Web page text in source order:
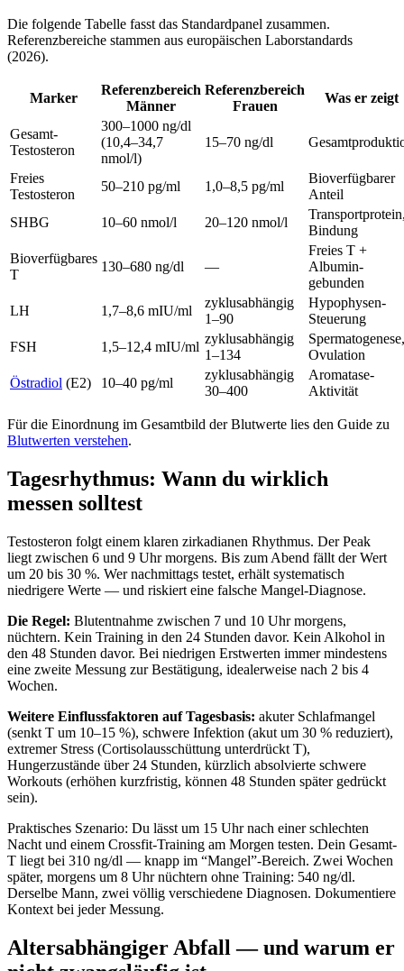
Die folgende Tabelle fasst das Standardpanel zusammen.
Referenzbereiche stammen aus europäischen Laborstandards
(2026).
Marker
Referenzbereich
Männer
Referenzbereich
Frauen
Was er zeigt
Gesamt-
Testosteron
300–1000 ng/dl
(10,4–34,7
nmol/l)
15–70 ng/dl
Freies
Testosteron
50–210 pg/ml 1,0–8,5 pg/ml
Bioverfügbarer
Anteil
SHBG
10–60 nmol/l 20–120 nmol/l
Bindung
Bioverfügbares
T
130–680 ng/dl —
Freies T +
Albumin-
gebunden
LH
1,7–8,6 mIU/ml
zyklusabhängig
1–90
Hypophysen-
Steuerung
FSH
1,5–12,4 mIU/ml
zyklusabhängig
1–134
Spermatogenese,
Ovulation
Östradiol (E2) 10–40 pg/ml
zyklusabhängig
30–400
Aromatase-
Aktivität
Für die Einordnung im Gesamtbild der Blutwerte lies den Guide zu
Blutwerten verstehen.
Tagesrhythmus: Wann du wirklich
messen solltest
Testosteron folgt einem klaren zirkadianen Rhythmus. Der Peak
liegt zwischen 6 und 9 Uhr morgens. Bis zum Abend fällt der Wert
um 20 bis 30 %. Wer nachmittags testet, erhält systematisch
niedrigere Werte — und riskiert eine falsche Mangel-Diagnose.
Die Regel: Blutentnahme zwischen 7 und 10 Uhr morgens,
nüchtern. Kein Training in den 24 Stunden davor. Kein Alkohol in
den 48 Stunden davor. Bei niedrigen Erstwerten immer mindestens
eine zweite Messung zur Bestätigung, idealerweise nach 2 bis 4
Wochen.
Weitere Einflussfaktoren auf Tagesbasis: akuter Schlafmangel
(senkt T um 10–15 %), schwere Infektion (akut um 30 % reduziert),
extremer Stress (Cortisolausschüttung unterdrückt T),
Hungerzustände über 24 Stunden, kürzlich absolvierte schwere
Workouts (erhöhen kurzfristig, können 48 Stunden später gedrückt
sein).
Praktisches Szenario: Du lässt um 15 Uhr nach einer schlechten
Nacht und einem Crossfit-Training am Morgen testen. Dein Gesamt-
T liegt bei 310 ng/dl — knapp im “Mangel”-Bereich. Zwei Wochen
später, morgens um 8 Uhr nüchtern ohne Training: 540 ng/dl.
Derselbe Mann, zwei völlig verschiedene Diagnosen. Dokumentiere
Kontext bei jeder Messung.
Altersabhängiger Abfall — und warum er